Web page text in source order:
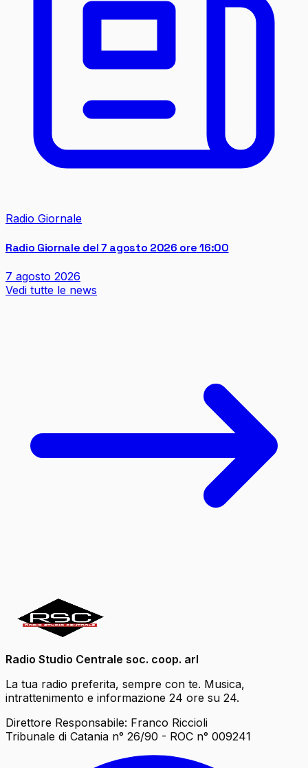
Radio Giornale
Radio Giornale del 7 agosto 2026 ore 16:00
7 agosto 2026
Vedi tutte le news
Radio Studio Centrale soc. coop. arl
La tua radio preferita, sempre con te. Musica,
intrattenimento e informazione 24 ore su 24.
Direttore Responsabile: Franco Riccioli
Tribunale di Catania n° 26/90 - ROC n° 009241